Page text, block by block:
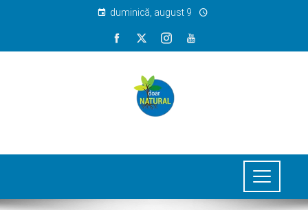
duminică, august 9